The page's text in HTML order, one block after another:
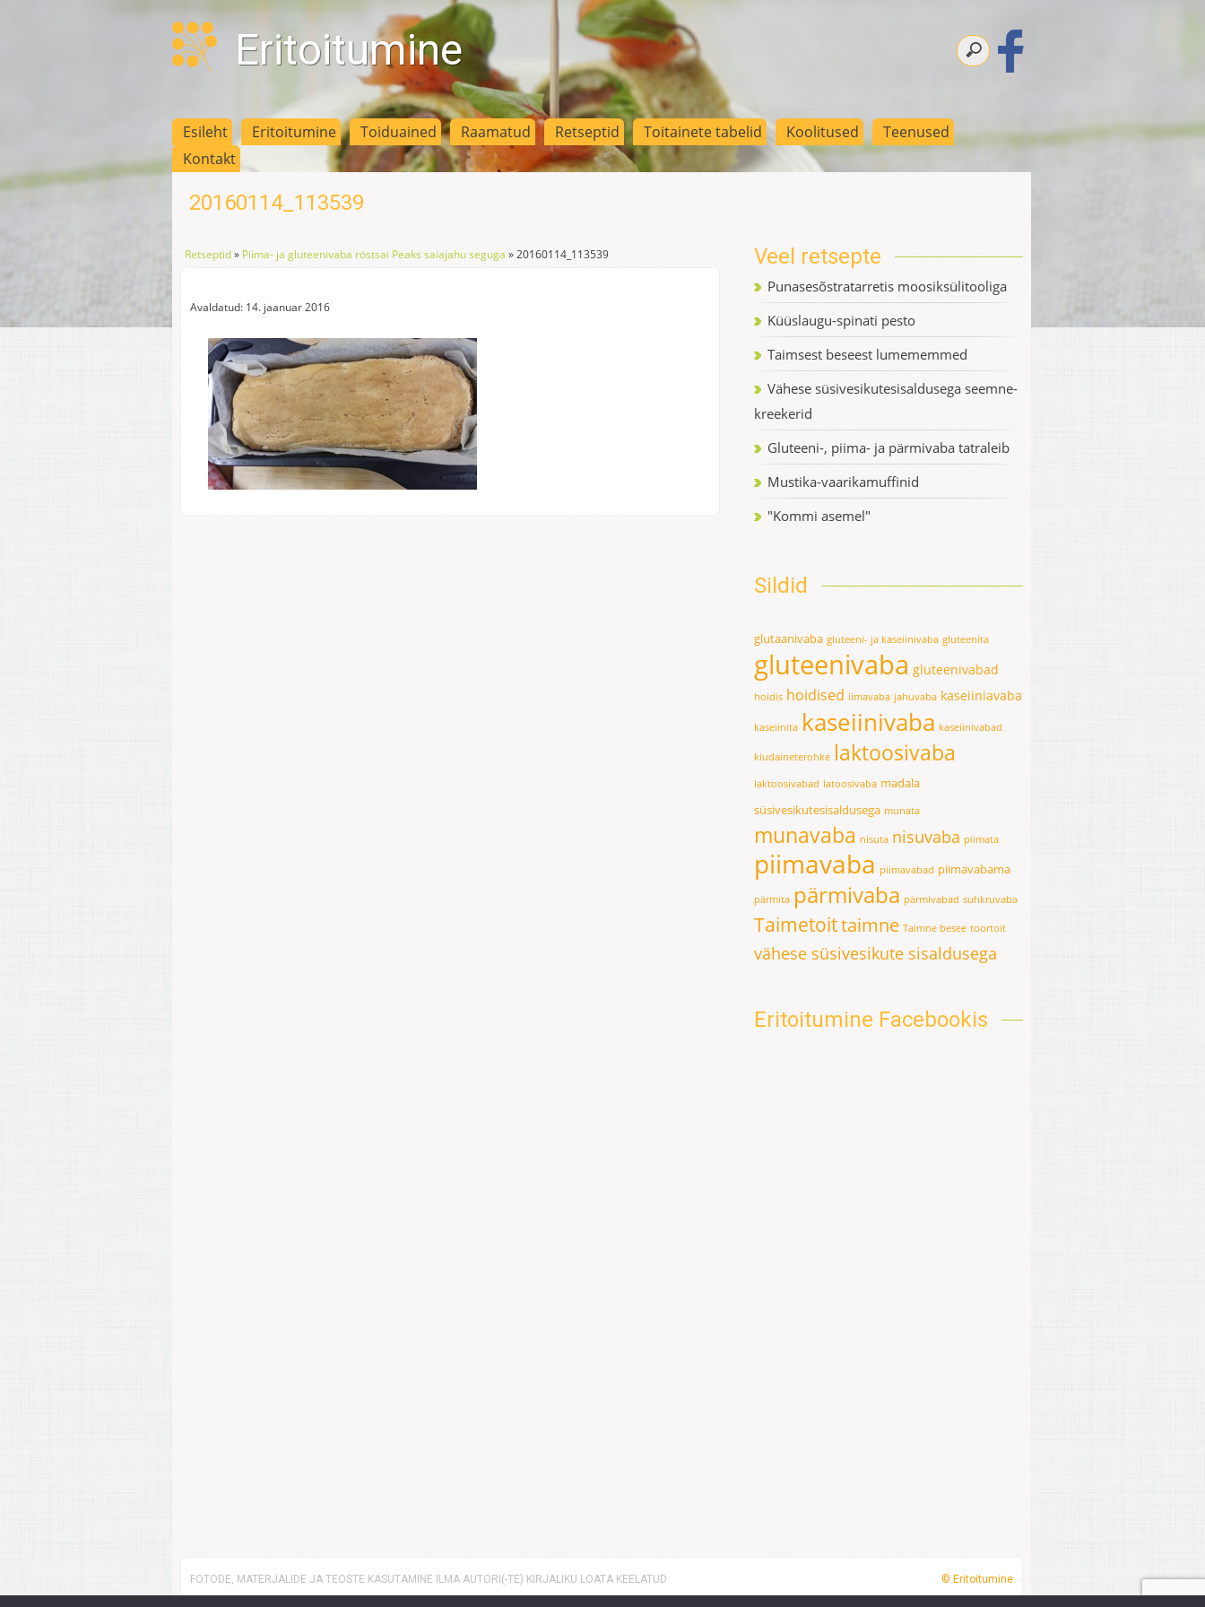
Eritoitumine
Esileht Eritoitumine Toiduained Raamatud Retseptid Toitainete tabelid Koolitused
Teenused
Kontakt
20160114_113539
Retseptid» Piima- ja gluteenivaba röstsai Peaks saiajahu seguga »20160114_113539
Avaldatud: 14. jaanuar 2016
Veel retsepte
Punasesõstratarretis moosiksülitooliga
Küüslaugu-spinati pesto
Taimsest beseest lumememmed
Vähese süsivesikutesisaldusega seemne-
kreekerid
Gluteeni-, piima- ja pärmivaba tatraleib
Mustika-vaarikamuffinid
"Kommi asemel"
Sildid
glutaanivaba gluteeni- ja kaseiinivaba gluteenita
gluteenivaba gluteenivabad
hoidis hoidised iimavaba jahuvaba kaseiiniavaba
kaseiinita kaseiinivaba kaseiinivabad
kiudaineterohke laktoosivaba
laktoosivabad latoosivaba madala
süsivesikutesisaldusega munata
munavaba nisuta nisuvaba piimata
piimavaba piimavabad piimavabama
pärmita pärmivaba pärmivabad suhkruvaba
Taimetoittaimne Taimne besee toortoit
vähese süsivesikute sisaldusega
Eritoitumine Facebookis
FOTODE, MATERJALIDE JA TEOSTE KASUTAMINE ILMA AUTORI(-TE) KIRJALIKU LOATA KEELATUD © Eritoitumine